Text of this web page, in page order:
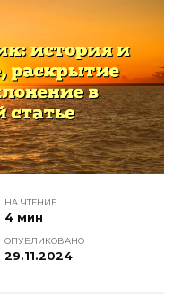
НА ЧТЕНИЕ
4 мин
ОПУБЛИКОВАНО
29.11.2024